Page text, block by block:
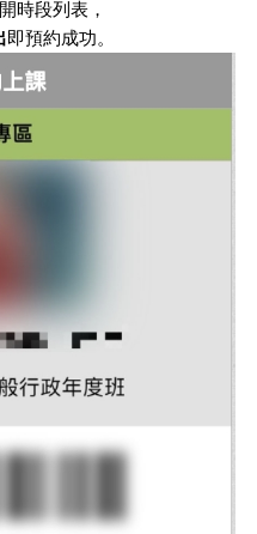
時段列表，
即預約成功。